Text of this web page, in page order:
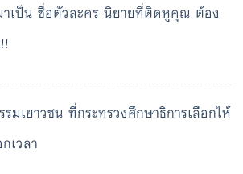
าเป็น ชื่อตัวละคร นิยายที่ติดหูคุณ ต้อง
มเยาวชน ที่กระทรวงศึกษาธิการเลือกให้
เวลา